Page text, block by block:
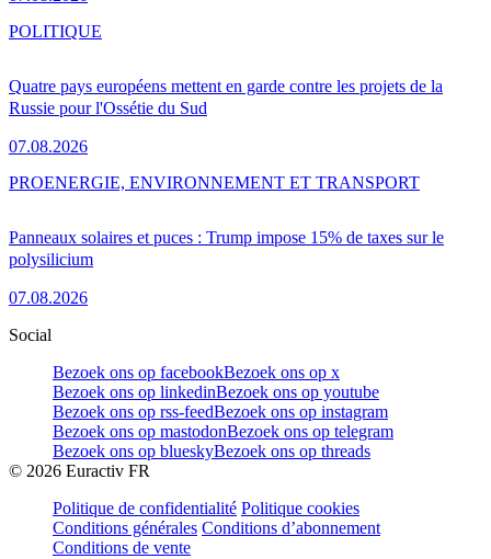
Quatre pays européens mettent en garde contre les projets de la
Russie pour l'Ossétie du Sud
07.08.2026
POLITIQUE
Panneaux solaires et puces : Trump impose 15% de taxes sur le
polysilicium
07.08.2026
PROENERGIE, ENVIRONNEMENT ET TRANSPORT
Social
Bezoek ons op facebookBezoek ons op x
Bezoek ons op linkedinBezoek ons op youtube
Bezoek ons op rss-feedBezoek ons op instagram
Bezoek ons op mastodonBezoek ons op telegram
Bezoek ons op blueskyBezoek ons op threads
© 2026 Euractiv FR
Politique de confidentialité Politique cookies
Conditions générales Conditions d’abonnement
Conditions de vente